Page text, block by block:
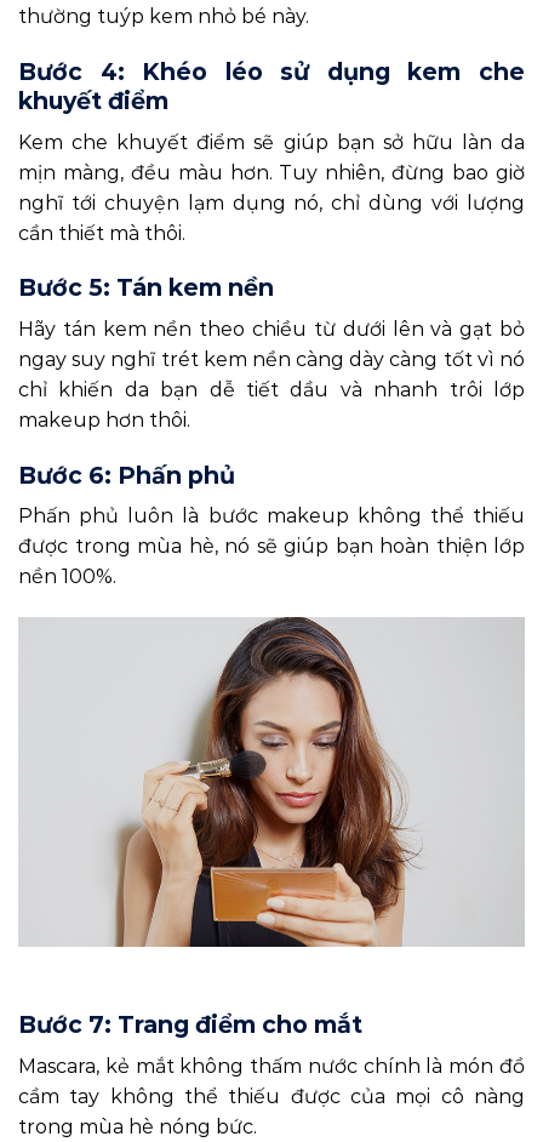
thường tuýp kem nhỏ bé này.
Bước 4: Khéo léo sử dụng kem che
khuyết điểm
Kem che khuyết điểm sẽ giúp bạn sở hữu làn da
mịn màng, đều màu hơn. Tuy nhiên, đừng bao giờ
nghĩ tới chuyện lạm dụng nó, chỉ dùng với lượng
cần thiết mà thôi.
Bước 5: Tán kem nền
Hãy tán kem nền theo chiều từ dưới lên và gạt bỏ
ngay suy nghĩ trét kem nền càng dày càng tốt vì nó
chỉ khiến da bạn dễ tiết dầu và nhanh trôi lớp
makeup hơn thôi.
Bước 6: Phấn phủ
Phấn phủ luôn là bước makeup không thể thiếu
được trong mùa hè, nó sẽ giúp bạn hoàn thiện lớp
nền 100%.
Bước 7: Trang điểm cho mắt
Mascara, kẻ mắt không thấm nước chính là món đồ
cầm tay không thể thiếu được của mọi cô nàng
trong mùa hè nóng bức.